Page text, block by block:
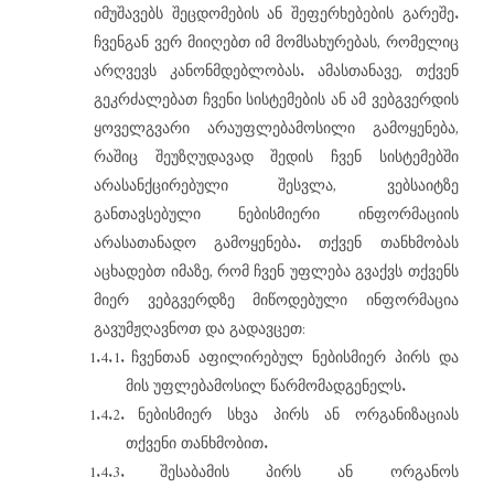
იმუშავებს შეცდომების ან შეფერხებების გარეშე.
ჩვენგან ვერ მიიღებთ იმ მომსახურებას, რომელიც
არღვევს
კანონმდებლობას. ამასთანავე,
თქვენ
გეკრძალებათ ჩვენი სისტემების ან ამ ვებგვერდის
ყოველგვარი
არაუფლებამოსილი გამოყენება,
რაშიც შეუზღუდავად შედის ჩვენ
სისტემებში
არასანქცირებული
შესვლა,
ვებსაიტზე
განთავსებული
ნებისმიერი
ინფორმაციის
არასათანადო
გამოყენება.თქვენ
თანხმობას
აცხადებთ იმაზე,რომ ჩვენ უფლება გვაქვს თქვენს
მიერ
ვებგვერდზე მიწოდებული
ინფორმაცია
გავუმჟღავნოთ და გადავცეთ:
1.4.1. ჩვენთან აფილირებულ ნებისმიერ პირს და
მის უფლებამოსილ წარმომადგენელს.
1.4.2.
ნებისმიერ სხვა პირს ან
ორგანიზაციას
თქვენი თანხმობით.
1.4.3.
შესაბამის პირს ან
ორგანოს